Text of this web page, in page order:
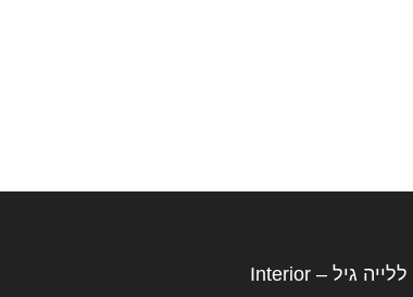
© כל הזכויות שמורות ללייה גיל – Interior